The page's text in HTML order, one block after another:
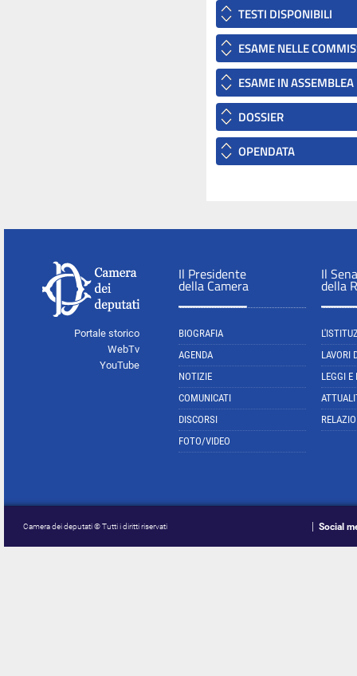
TESTI DISPONIBILI
ESAME NELLE
ESAME IN ASSEMBLEA
DOSSIER
OPENDATA
Portale storico
WebTv
YouTube
Il Presidente
della Camera
BIOGRAFIA
AGENDA
NOTIZIE
COMUNICATI
DISCORSI
FOTO/VIDEO
Il
della
LAVORI
LEGGI E
Camera dei deputati © Tutti i diritti riservati Social